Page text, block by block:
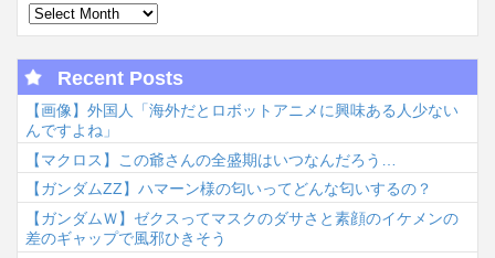
Recent Posts
【画像】外国人「海外だとロボットアニメに興味ある人少ない
んですよね」
【マクロス】この爺さんの全盛期はいつなんだろう…
【ガンダムΖΖ】ハマーン様の匂いってどんな匂いするの？
【ガンダムＷ】ゼクスってマスクのダサさと素顔のイケメンの
差のギャップで風邪ひきそう